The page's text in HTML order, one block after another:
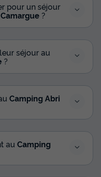
pour un séjour
?
séjour au
?
Camping Abri
au Camping